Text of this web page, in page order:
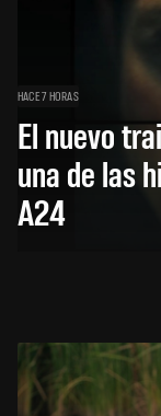
HACE 7 HORAS
El nuevo
una de las
A24